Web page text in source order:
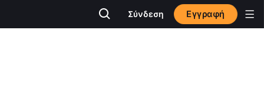
Σύνδεση Εγγραφή